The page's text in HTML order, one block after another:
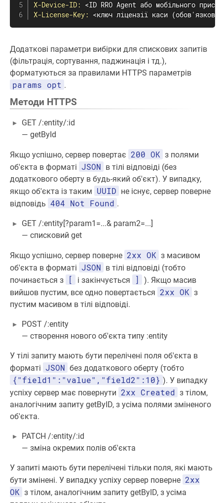
X-Device-ID:
X-License-Key:
<ключ ліцензії каси
Додаткові параметри вибірки для спискових запитів
(фільтрація, сортування, паджинація і тд.),
форматуються за правилами HTTPS параметрів
params opt .
Методи HTTPS
GET /:entity/:id
— getById
Якщо успішно, сервер повертає 200 ОК з полями
об'єкта в форматі JSON в тілі відповіді (без
додаткового оберту в будь-який об'єкт). У випадку,
якщо об'єкта із таким UUID не існує, сервер поверне
відповідь 404 Not Found .
GET /:entity[?param1=...& param2=...]
— списковий get
Якщо успішно, сервер поверне 2хх ОК з масивом
об'єкта в форматі JSON в тілі відповіді (тобто
починається з
[ і закінчується ]
). Якщо масив
вийшов пустим, все одно повертається 2хх ОК з
пустим масивом в тілі відповіді.
POST /:entity
— створення нового об'єкта типу :entity
У тілі запиту мають бути перелічені поля об'єкта в
форматі JSON без додаткового оберту (тобто
{"field1":"value","field2":10} ). У випадку
успіху сервер має повернути 2хх Created з тілом,
аналогічним запиту getByID, з усіма полями зміненого
об'єкта.
PATCH /:entity/:id
— зміна окремих полів об'єкта
У запиті мають бути перелічені тільки поля, які мають
бути змінені. У випадку успіху сервер поверне 2хх
ОК з тілом, аналогічним запиту getByID, з усіма